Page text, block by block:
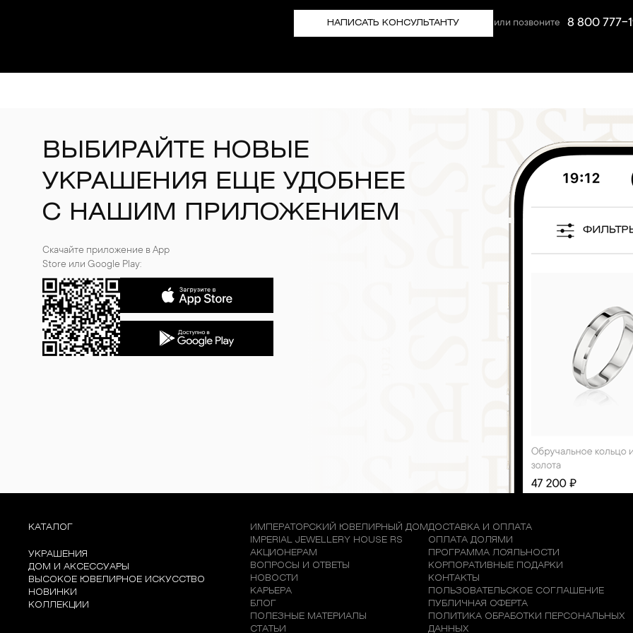
НАПИСАТЬ КОНСУЛЬТАНТУ или позвоните 8 800 777-
ВЫБИРАЙТЕ НОВЫЕ
УКРАШЕНИЯ ЕЩЕ УДОБНЕЕ
С НАШИМ ПРИЛОЖЕНИЕМ
Скачайте приложение в App
Store или Google Play:
КАТАЛОГ
УКРАШЕНИЯ
ДОМ И АКСЕССУАРЫ
ВЫСОКОЕ ЮВЕЛИРНОЕ ИСКУССТВО
НОВИНКИ
КОЛЛЕКЦИИ
ИМПЕРАТОРСКИЙ ЮВЕЛИРНЫЙ ДОМ
IMPERIAL JEWELLERY HOUSE RS
АКЦИОНЕРАМ
ВОПРОСЫ И ОТВЕТЫ
НОВОСТИ
КАРЬЕРА
БЛОГ
ПОЛЕЗНЫЕ МАТЕРИАЛЫ
СТАТЬИ
ДОСТАВКА И ОПЛАТА
ОПЛАТА ДОЛЯМИ
ПРОГРАММА ЛОЯЛЬНОСТИ
КОРПОРАТИВНЫЕ ПОДАРКИ
КОНТАКТЫ
ПОЛЬЗОВАТЕЛЬСКОЕ СОГЛАШЕНИЕ
ПУБЛИЧНАЯ ОФЕРТА
ПОЛИТИКА ОБРАБОТКИ ПЕРСОНАЛЬНЫХ
ДАННЫХ